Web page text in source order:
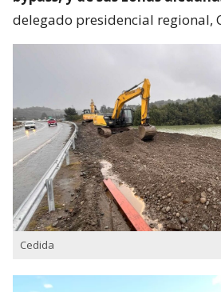
delegado presidencial regional,
Cedida